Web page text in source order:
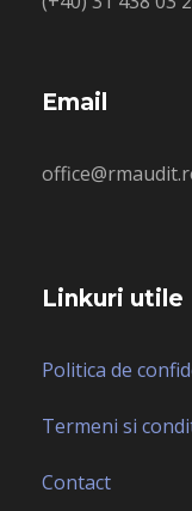
Email
Linkuri utile
Politica de
Termeni si
Contact